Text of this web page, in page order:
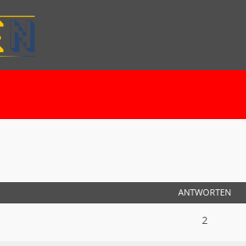
ANTWORTEN
2